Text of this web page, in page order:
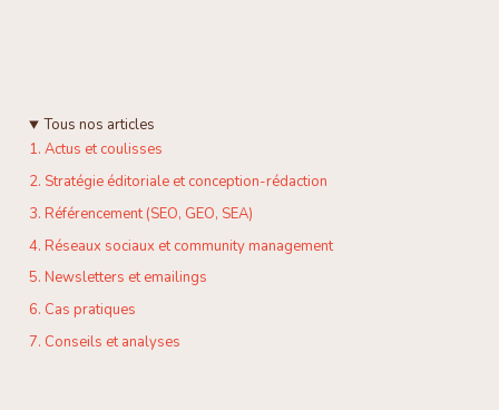
Tous nos articles
1. Actus et coulisses
2. Stratégie éditoriale et conception-rédaction
3. Référencement (SEO, GEO, SEA)
4. Réseaux sociaux et community management
5. Newsletters et emailings
6. Cas pratiques
7. Conseils et analyses